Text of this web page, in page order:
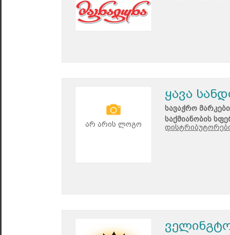
არ არის ლოგო
ყავა
სავაჭრო
საქმიანობის